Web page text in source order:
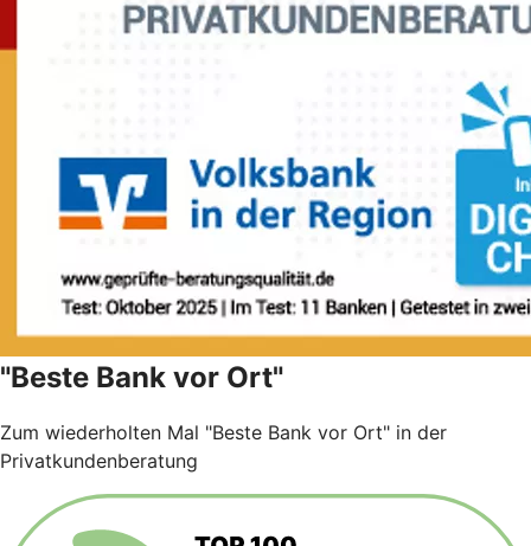
"Beste Bank vor Ort"
Zum wiederholten Mal "Beste Bank vor Ort" in der
Privatkundenberatung